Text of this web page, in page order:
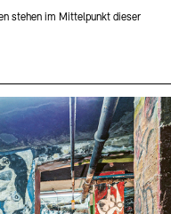
stehen im Mittelpunkt dieser